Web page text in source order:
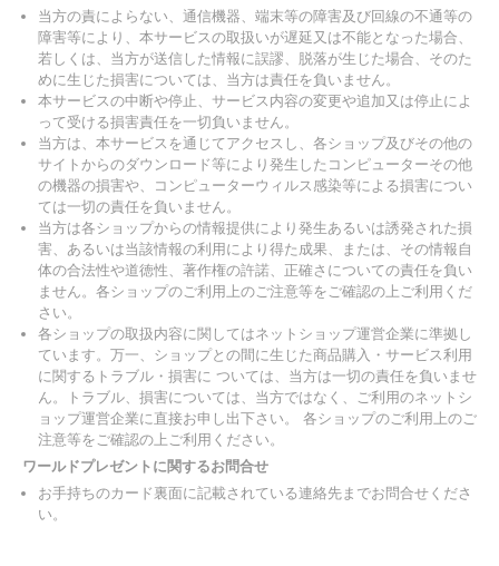
当方の責によらない、通信機器、端末等の障害及び回線の不通等の
障害等により、本サービスの取扱いが遅延又は不能となった場合、
若しくは、当方が送信した情報に誤謬、脱落が生じた場合、そのた
めに生じた損害については、当方は責任を負いません。
本サービスの中断や停止、サービス内容の変更や追加又は停止によ
って受ける損害責任を一切負いません。
当方は、本サービスを通じてアクセスし、各ショップ及びその他の
サイトからのダウンロード等により発生したコンピューターその他
の機器の損害や、コンピューターウィルス感染等による損害につい
ては一切の責任を負いません。
当方は各ショップからの情報提供により発生あるいは誘発された損
害、あるいは当該情報の利用により得た成果、または、その情報自
体の合法性や道徳性、著作権の許諾、正確さについての責任を負い
ません。各ショップのご利用上のご注意等をご確認の上ご利用くだ
さい。
各ショップの取扱内容に関してはネットショップ運営企業に準拠し
ています。万一、ショップとの間に生じた商品購入・サービス利用
に関するトラブル・損害に ついては、当方は一切の責任を負いませ
ん。トラブル、損害については、当方ではなく、ご利用のネットシ
ョップ運営企業に直接お申し出下さい。 各ショップのご利用上のご
注意等をご確認の上ご利用ください。
ワールドプレゼントに関するお問合せ
お手持ちのカード裏面に記載されている連絡先までお問合せくださ
い。